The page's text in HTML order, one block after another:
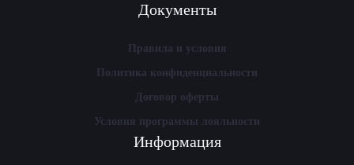
Документы
Правила и условия
Политика конфиденциальности
Договор оферты
Условия программы лояльности
Информация